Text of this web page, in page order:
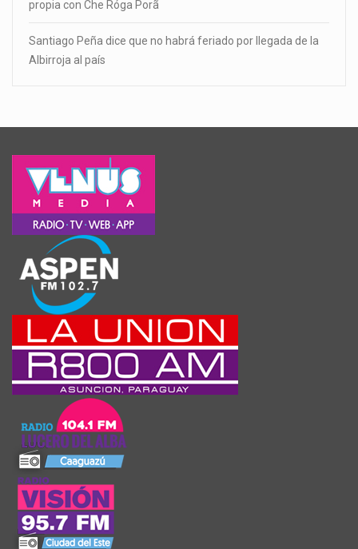
propia con Che Róga Porã
Santiago Peña dice que no habrá feriado por llegada de la
Albirroja al país